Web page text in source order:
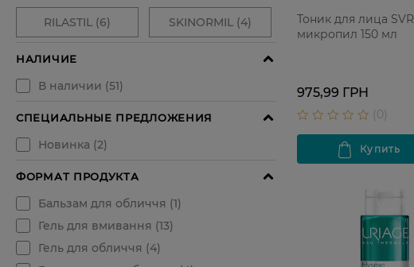
Тоник для лица SVR
микропил 150 мл
975,99 ГРН